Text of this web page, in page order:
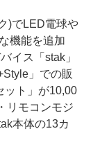
)でLED電球や
機能を追加
イス「stak」
」での販
ット」が10,00
リモコンモジ
本体の13カ